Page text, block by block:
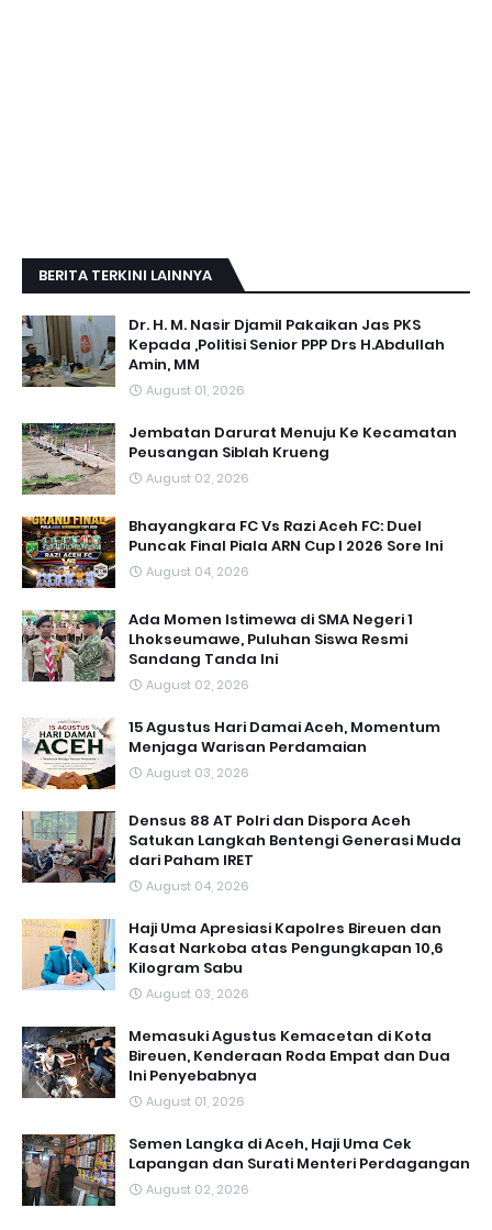
BERITA TERKINI LAINNYA
Dr. H. M. Nasir Djamil Pakaikan Jas PKS
Kepada ,Politisi Senior PPP Drs H.Abdullah
Amin, MM
August 01, 2026
Jembatan Darurat Menuju Ke Kecamatan
Peusangan Siblah Krueng
August 02, 2026
Bhayangkara FC Vs Razi Aceh FC: Duel
Puncak Final Piala ARN Cup I 2026 Sore Ini
August 04, 2026
Ada Momen Istimewa di SMA Negeri 1
Lhokseumawe, Puluhan Siswa Resmi
Sandang Tanda Ini
August 02, 2026
15 Agustus Hari Damai Aceh, Momentum
Menjaga Warisan Perdamaian
August 03, 2026
Densus 88 AT Polri dan Dispora Aceh
Satukan Langkah Bentengi Generasi Muda
dari Paham IRET
August 04, 2026
Haji Uma Apresiasi Kapolres Bireuen dan
Kasat Narkoba atas Pengungkapan 10,6
Kilogram Sabu
August 03, 2026
Memasuki Agustus Kemacetan di Kota
Bireuen, Kenderaan Roda Empat dan Dua
Ini Penyebabnya
August 01, 2026
Semen Langka di Aceh, Haji Uma Cek
Lapangan dan Surati Menteri Perdagangan
August 02, 2026